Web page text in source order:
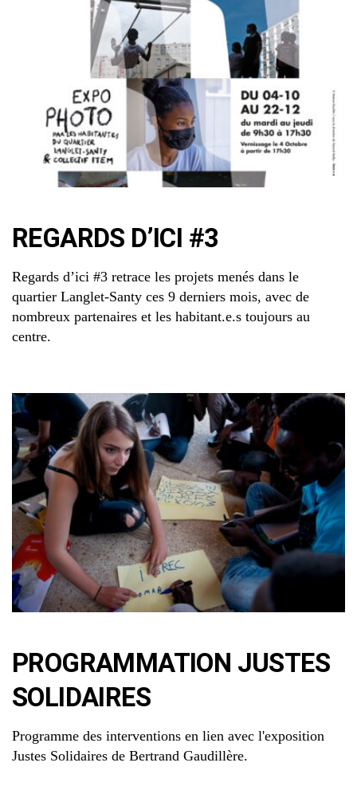
REGARDS D’ICI #3
Regards d’ici #3 retrace les projets menés dans le
quartier Langlet-Santy ces 9 derniers mois, avec de
nombreux partenaires et les habitant.e.s toujours au
centre.
PROGRAMMATION JUSTES
SOLIDAIRES
Programme des interventions en lien avec l'exposition
Justes Solidaires de Bertrand Gaudillère.